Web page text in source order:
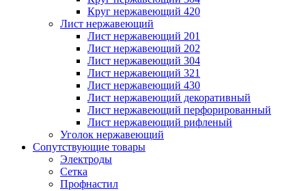
Круг нержавеющий 420
Лист нержавеющий
Лист нержавеющий 201
Лист нержавеющий 202
Лист нержавеющий 304
Лист нержавеющий 321
Лист нержавеющий 430
Лист нержавеющий декоративный
Лист нержавеющий перфорированный
Лист нержавеющий рифленый
Уголок нержавеющий
Cопутствующие товары
Электроды
Сетка
Профнастил